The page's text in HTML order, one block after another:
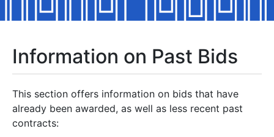
Show/Hide
Information on Past Bids
This section offers information on bids that have
already been awarded, as well as less recent past
contracts: